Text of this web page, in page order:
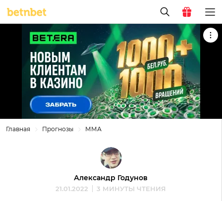
Главная Прогнозы ММА
Александр Годунов
21.01.2022 3 МИНУТЫ ЧТЕНИЯ